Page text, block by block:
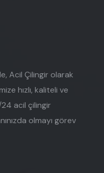
Acil Çilingir olarak
hızlı, kaliteli ve
acil çilingir
olmayı görev